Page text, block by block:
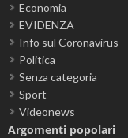
Economia
EVIDENZA
Info sul Coronavirus
Politica
Senza categoria
Sport
Videonews
Argomenti popolari